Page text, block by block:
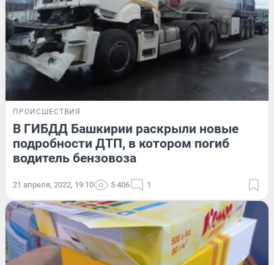
ПРОИСШЕСТВИЯ
В ГИБДД Башкирии раскрыли новые
подробности ДТП, в котором погиб
водитель бензовоза
21 апреля, 2022, 19:10 5 406 1